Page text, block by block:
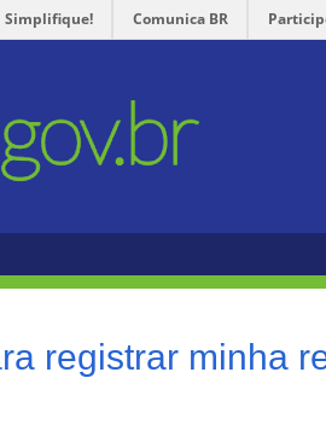
Simplifique! Comunica BR
registrar minha